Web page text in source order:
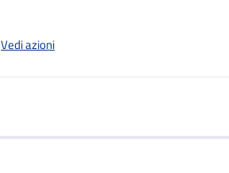
Vedi azioni